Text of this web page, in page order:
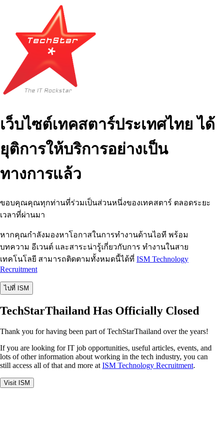
เว็บไซต์เทคสตาร์ประเทศไทย ได้
ยุติการให้บริการอย่างเป็น
ทางการแล้ว
ขอบคุณคุณทุกท่านที่ร่วมเป็นส่วนหนึ่งของเทคสตาร์ ตลอดระยะ
เวลาที่ผ่านมา
หากคุณกำลังมองหาโอกาสในการทำงานด้านไอที พร้อม
บทความ อีเวนต์ และสาระน่ารู้เกี่ยวกับการ ทำงานในสาย
เทคโนโลยี สามารถติดตามทั้งหมดนี้ได้ที่ ISM Technology
Recruitment
ไปที่ ISM
TechStarThailand Has Officially Closed
Thank you for having been part of TechStarThailand over the years!
If you are looking for IT job opportunities, useful articles, events, and
lots of other information about working in the tech industry, you can
still access all of that and more at ISM Technology Recruitment.
Visit ISM